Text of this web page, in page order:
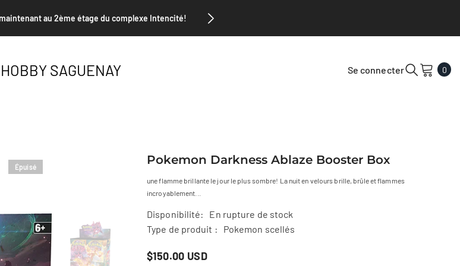
Envoi PSA et TAG de janvier - Date limite le 25 janvier 2026
HOBBY SAGUENAY Se connecter 00
Épuisé Pokemon Darkness Ablaze Booster Box
une flamme brillante le jour le plus sombre! La nuit en velours brille, brûle et flammes
incroyablement...
Disponibilité:
En rupture de stock
Type de produit :
Pokemon scellés
$150.00 USD